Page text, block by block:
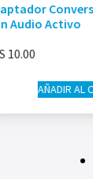
Audio Activo
10.00
AÑADIR AL